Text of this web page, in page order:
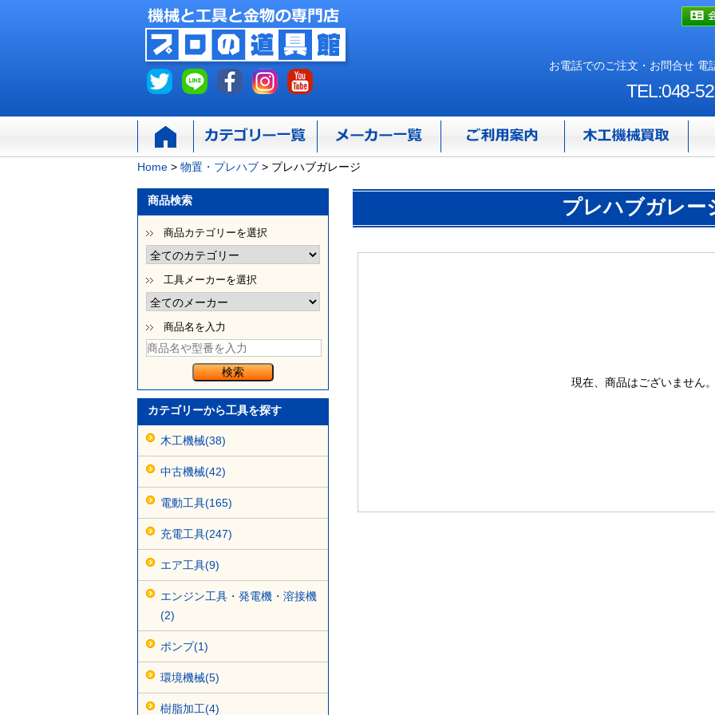
お電話でのご注文・お問合せ
TEL:048-
Home > 物置・プレハブ > プレハブガレージ
プレハブガレー
現在、商品はございません
商品検索
商品カテゴリーを選択
工具メーカーを選択
商品名を入力
カテゴリーから工具を探す
木工機械(38)
中古機械(42)
電動工具(165)
充電工具(247)
エア工具(9)
エンジン工具・発電機・溶接機
(2)
ポンプ(1)
環境機械(5)
樹脂加工(4)